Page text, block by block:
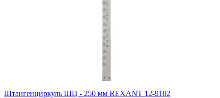
Штангенциркуль ШЦ - 250 мм REXANT 12-9102